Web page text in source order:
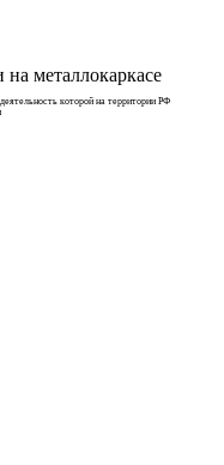
металлокаркасе
которой на территории РФ